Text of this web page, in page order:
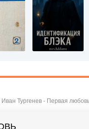
Иван Тургенев - Первая